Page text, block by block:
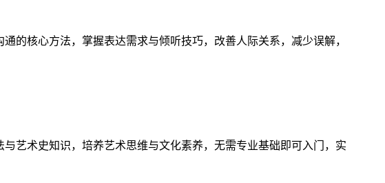
的核心方法，掌握表达需求与倾听技巧，改善人际关系，减少误解，
艺术史知识，培养艺术思维与文化素养，无需专业基础即可入门，实